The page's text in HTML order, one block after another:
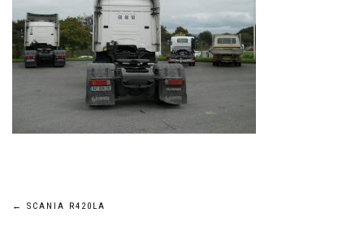
Navigation
← SCANIA R420LA